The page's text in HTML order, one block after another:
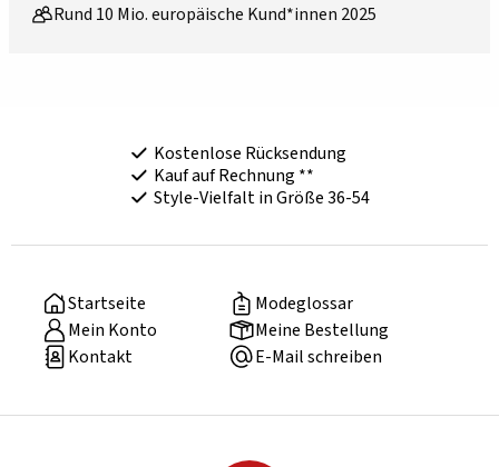
Rund 10 Mio. europäische Kund*innen 2025
Kostenlose Rücksendung
Kauf auf Rechnung **
Style-Vielfalt in Größe 36-54
Startseite
Modeglossar
Mein Konto
Meine Bestellung
Kontakt
E-Mail schreiben